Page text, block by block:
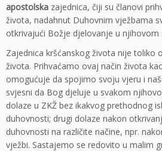
apostolska zajednica, čiji su članovi
života, nadahnut Duhovnim vježbama
otkrivajući Božje djelovanje u njihovom
Zajednica kršćanskog života nije toliko
života. Prihvaćamo ovaj način života
omogućuje da spojimo svoju vjeru i
svjesni da Bog djeluje u svakom
dolaze u ZKŽ bez ikakvog prethodnog
duhovnosti; drugi dolaze nakon
duhovnosti na različite načine, npr.
vježbi. Sastajemo se redovito u malim